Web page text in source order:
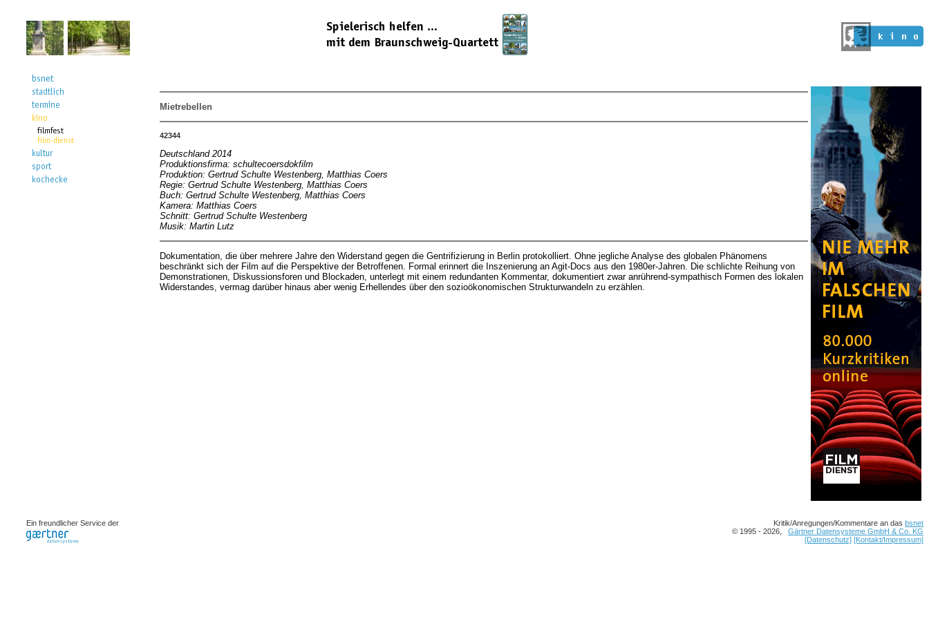
Mietrebellen
42344
Deutschland 2014
Produktionsfirma: schultecoersdokfilm
Produktion: Gertrud Schulte Westenberg, Matthias Coers
Regie: Gertrud Schulte Westenberg, Matthias Coers
Buch: Gertrud Schulte Westenberg, Matthias Coers
Kamera: Matthias Coers
Schnitt: Gertrud Schulte Westenberg
Musik: Martin Lutz
Dokumentation, die über mehrere Jahre den Widerstand gegen die Gentrifizierung in Berlin protokolliert. Ohne jegliche Analyse des globalen Phänomens
beschränkt sich der Film auf die Perspektive der Betroffenen. Formal erinnert die Inszenierung an Agit-Docs aus den 1980er-Jahren. Die schlichte Reihung von
Demonstrationen, Diskussionsforen und Blockaden, unterlegt mit einem redundanten Kommentar, dokumentiert zwar anrührend-sympathisch Formen des lokalen
Widerstandes, vermag darüber hinaus aber wenig Erhellendes über den sozioökonomischen Strukturwandeln zu erzählen.
Ein freundlicher Service der Kritik/Anregungen/Kommentare an das bsnet
© 1995 - 2026, Gärtner Datensysteme GmbH & Co. KG
[Datenschutz] [Kontakt/Impressum]